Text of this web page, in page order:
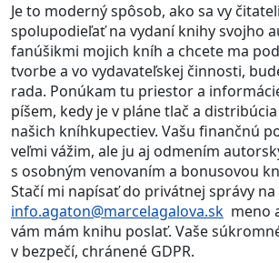
Je to moderný spôsob, ako sa vy
spolupodieľať na vydaní knihy svojho
fanúšikmi mojich kníh a chcete ma
tvorbe a vo vydavateľskej činnosti,
rada. Ponúkam tu priestor a
píšem, kedy je v pláne tlač a
našich kníhkupectiev. Vašu finančnú
veľmi vážim, ale ju aj odmením
s osobným venovaním a bonusovou
Stačí mi napísať do privátnej správy na
info.agaton@marcelagalova.sk meno
vám mám knihu poslať. Vaše
v bezpečí, chránené GDPR.